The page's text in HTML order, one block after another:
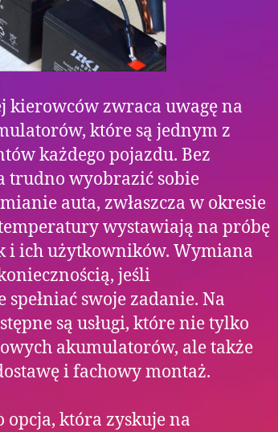
kierowców zwraca uwagę na
które są jednym z
każdego pojazdu. Bez
trudno wyobrazić sobie
auta, zwłaszcza w okresie
wystawiają na próbę
i ich użytkowników. Wymiana
jeśli
swoje zadanie. Na
są usługi, które nie tylko
akumulatorów, ale także
i fachowy montaż.
która zyskuje na